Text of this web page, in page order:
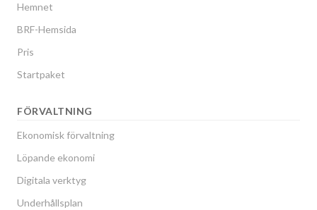
Hemnet
BRF-Hemsida
Pris
Startpaket
FÖRVALTNING
Ekonomisk förvaltning
Löpande ekonomi
Digitala verktyg
Underhållsplan